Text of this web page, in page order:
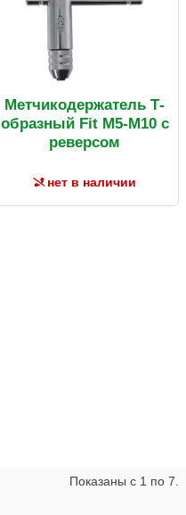
Метчикодержатель Т-
образный Fit М5-М10 с
реверсом
нет в наличии
Показаны с 1 по 7.